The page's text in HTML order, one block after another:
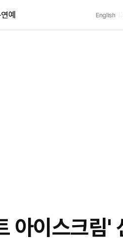
예 English
아이스크림'